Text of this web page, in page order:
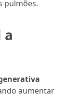
pulmões.
a
aumentar